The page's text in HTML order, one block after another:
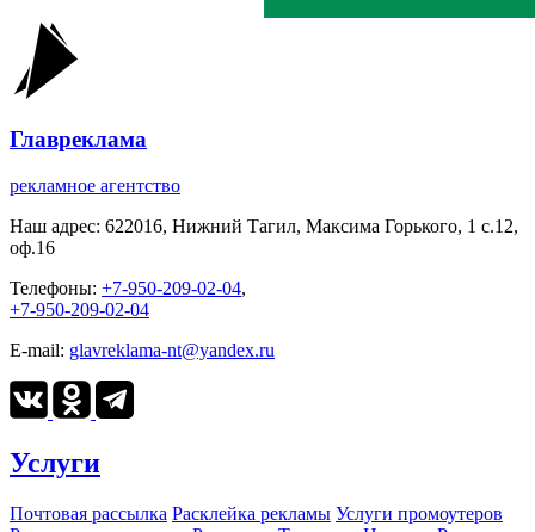
Главреклама
рекламное агентство
Наш адрес: 622016, Нижний Тагил, Максима Горького, 1 c.12,
оф.16
Телефоны: +7-950-209-02-04,
+7-950-209-02-04
E-mail: glavreklama-nt@yandex.ru
Услуги
Почтовая рассылка Расклейка рекламы Услуги промоутеров